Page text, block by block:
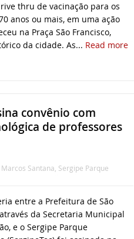
thru de vacinação para os
anos ou mais, em uma ação
na Praça São Francisco,
da cidade. As... Read more
convênio com
de professores
Santana Sergipe Parque
entre a Prefeitura de São
da Secretaria Municipal
e o Sergipe Parque